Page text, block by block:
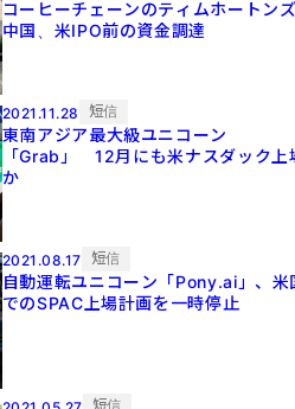
コーヒーチェーンのティムホートン
中国、米IPO前の資金調達
2021.11.28 短信
東南アジア最大級ユニコーン
「Grab」 12月にも米ナスダック上
か
2021.08.17 短信
自動運転ユニコーン「Pony.ai」、米
でのSPAC上場計画を一時停止
短信